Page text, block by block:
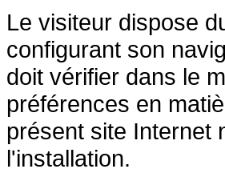
Le visiteur dispose
configurant son
doit vérifier dans le
préférences en
présent site Internet
l'installation.